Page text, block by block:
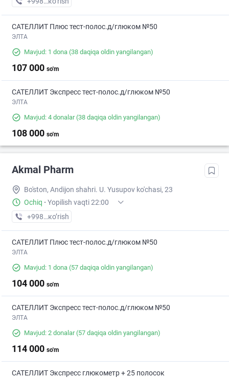
САТЕЛЛИТ Плюс тест-полос.д/глюком №50
ЭЛТА
Mavjud: 1 dona (38 daqiqa oldin yangilangan)
107 000 so'm
САТЕЛЛИТ Экспресс тест-полос.д/глюком №50
ЭЛТА
Mavjud: 4 donalar(38 daqiqa oldin yangilangan)
108 000 so'm
Akmal Pharm
Bo'ston, Andijon shahri. U. Yusupov ko'chasi, 23
Ochiq · Yopilish vaqti 22:00
+998 (90) XXX-XX-XX
кo’rish
САТЕЛЛИТ Плюс тест-полос.д/глюком №50
ЭЛТА
Mavjud: 1 dona (57 daqiqa oldin yangilangan)
104 000 so'm
САТЕЛЛИТ Экспресс тест-полос.д/глюком №50
ЭЛТА
Mavjud: 2 donalar(57 daqiqa oldin yangilangan)
114 000 so'm
САТЕЛЛИТ Экспресс глюкометр + 25 полосок